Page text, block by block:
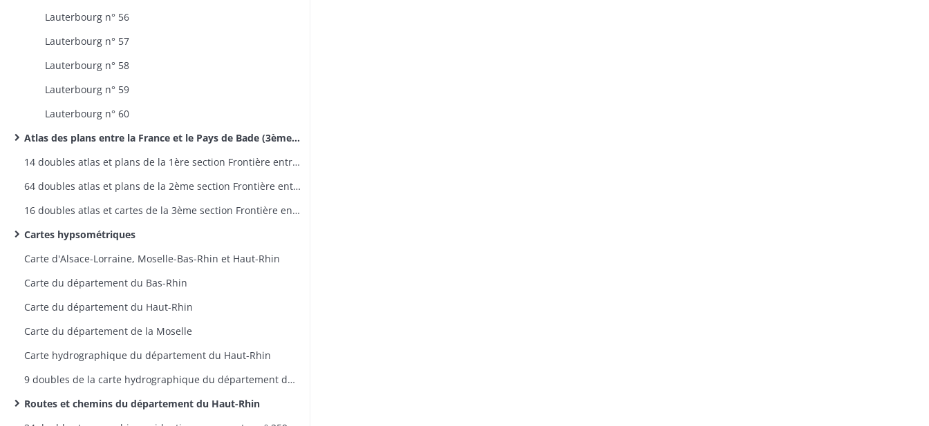
Lauterbourg n° 56
Lauterbourg n° 57
Lauterbourg n° 58
Lauterbourg n° 59
Lauterbourg n° 60
Atlas des plans entre la France et le Pays de Bade (3ème section des délimitations de frontières entre la France et l'Allemagne
14 doubles atlas et plans de la 1ère section Frontière entre la France et la Prusse - plans 1 à 9
64 doubles atlas et plans de la 2ème section Frontière entre la France et la Bavière - plans 1 à 60
16 doubles atlas et cartes de la 3ème section Frontière entre la France et le Pays de Bade - plans 1 à 12
Cartes hypsométriques
Carte d'Alsace-Lorraine, Moselle-Bas-Rhin et Haut-Rhin
Carte du département du Bas-Rhin
Carte du département du Haut-Rhin
Carte du département de la Moselle
Carte hydrographique du département du Haut-Rhin
9 doubles de la carte hydrographique du département du Haut-Rhin
Routes et chemins du département du Haut-Rhin